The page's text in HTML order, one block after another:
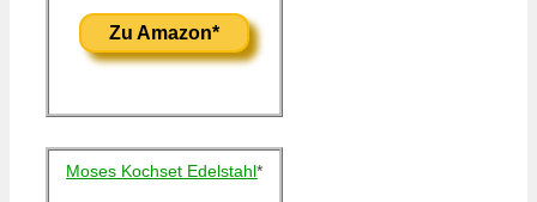
Zu Amazon*
Moses Kochset Edelstahl*